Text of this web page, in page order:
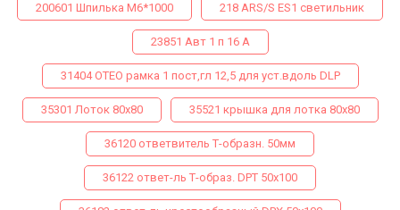
200601 Шпилька М6*1000 218 ARS/S ES1 светильник
23851 Авт 1 п 16 А
31404 ОТЕО рамка 1 пост,гл 12,5 для уст.вдоль DLP
35301 Лоток 80х80 35521 крышка для лотка 80х80
36120 ответвитель Т-образн. 50мм
36122 ответ-ль Т-образ. DPТ 50х100